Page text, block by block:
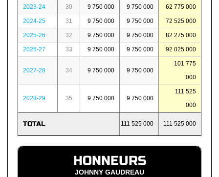
2023-24 30 9 750 000 9 750 000 62 775 000
2024-25 31 9 750 000 9 750 000 72 525 000
2025-26 32 9 750 000 9 750 000 82 275 000
2026-27 33 9 750 000 9 750 000 92 025 000
2027-28 34 9 750 000 9 750 000
101 775
000
2028-29 35 9 750 000 9 750 000
111 525
000
TOTAL 111 525 000 111 525 000
HONNEURS
JOHNNY GAUDREAU